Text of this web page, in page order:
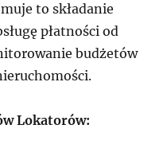
to składanie
płatności od
budżetów
Lokatorów: